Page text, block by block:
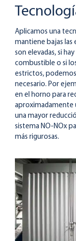
Aplicamos una
mantiene bajas las
son elevadas, si
combustible o si
estrictos,
necesario. Por
en el horno para
aproximadamente
una mayor
sistema NO-NOx
más rigurosas.